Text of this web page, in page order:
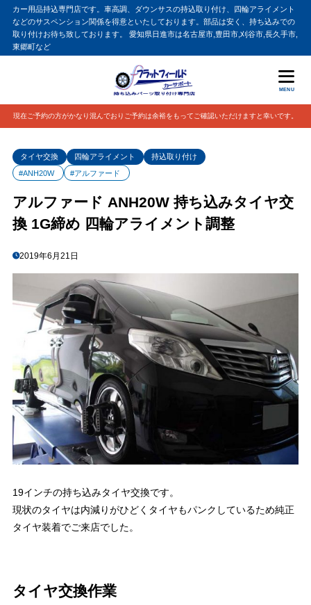
カー用品持込専門店です。車高調、ダウンサスの持込取り付け、四輪アライメント
などのサスペンション関係を得意といたしております。部品は安く、持ち込みでの
取り付けお待ち致しております。 愛知県日進市は名古屋市,豊田市,刈谷市,長久手市,
東郷町など
MENU
現在ご予約の方がかなり混んでおりご予約は余裕をもってご確認いただけますと幸いです。
タイヤ交換 四輪アライメント
持込取り付け
#ANH20W
#アルファード
アルファード ANH20W 持ち込みタイヤ交
換 1G締め 四輪アライメント調整
2019年6月21日
19インチの持ち込みタイヤ交換です。
現状のタイヤは内減りがひどくタイヤもパンクしているため純正
タイヤ装着でご来店でした。
タイヤ交換作業